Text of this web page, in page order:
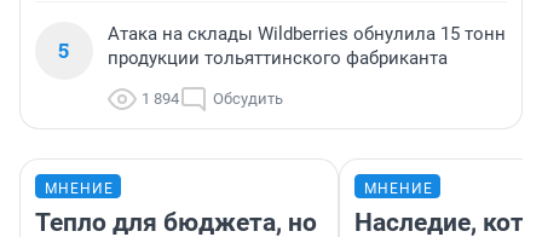
5
Атака на склады Wildberries обнулила 15 тонн
продукции тольяттинского фабриканта
1 894 Обсудить
МНЕНИЕ
Тепло для бюджета, но
МНЕНИЕ
Наследие,